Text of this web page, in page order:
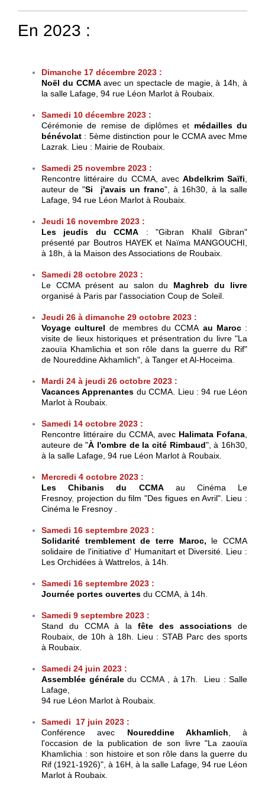
En 2023 :
Dimanche 17 décembre 2023 :
Noël du CCMAavec un spectacle de magie, à 14h,à
la salle Lafage, 94 rue Léon Marlot à Roubaix.
Samedi 10 décembre 2023 :
Cérémonie de remise de diplômes et médailles du
bénévolat : 5ème distinction pour le CCMA avec Mme
Lazrak. Lieu : Mairie de Roubaix.
Samedi 25 novembre 2023 :
Rencontre littéraire du CCMA, avec Abdelkrim Saïfi,
auteur de "Si j'avais un franc", à 16h30, à la salle
Lafage, 94 rue Léon Marlot à Roubaix.
Jeudi 16 novembre 2023 :
Les jeudis du CCMA : "Gibran Khalil Gibran"
présenté par Boutros HAYEK et Naïma MANGOUCHI,
à 18h, à la Maison des Associations de Roubaix.
Samedi 28 octobre 2023 :
Le CCMA présent au salon du Maghreb du livre
organisé à Paris par l'association Coup de Soleil.
Jeudi 26 à dimanche 29 octobre 2023 :
Voyage culturel de membres du CCMA au Maroc:
visite de lieux historiques et présentration du livre "La
zaouïa Khamlichia et son rôle dans la guerre du Rif"
de Noureddine Akhamlich", à Tanger et Al-Hoceima.
Mardi 24 à jeudi 26 octobre 2023 :
Vacances Apprenantes du CCMA. Lieu :94 rue Léon
Marlot à Roubaix.
Samedi 14 octobre 2023 :
Rencontre littéraire du CCMA, avec Halimata Fofana,
auteure de "À l'ombre de la cité Rimbaud",à 16h30,
à la salle Lafage, 94 rue Léon Marlot à Roubaix.
Mercredi 4 octobre 2023 :
Les Chibanis du CCMAau Cinéma Le
Fresnoy, projection du film "Des figues en Avril". Lieu :
Cinéma le Fresnoy .
Samedi 16 septembre 2023 :
Solidarité tremblement de terre Maroc, le CCMA
solidaire de l'initiative d' Humanitart et Diversité. Lieu :
Les Orchidées à Wattrelos, à 14h.
Samedi 16 septembre 2023 :
Journée portes ouvertes du CCMA, à 14h.
Samedi 9 septembre 2023 :
Stand du CCMA à la fête des associationsde
Roubaix, de 10h à 18h. Lieu : STAB Parc des sports
à Roubaix.
Samedi 24 juin 2023 :
Assemblée généraledu CCMA , à 17h. Lieu : Salle
Lafage,
94 rue Léon Marlot à Roubaix.
Samedi 17 juin 2023 :
Conférence avec Noureddine Akhamlich,
à
l'occasion de la publication de son livre "La zaouïa
Khamlichia : son histoire et son rôle dans la guerre du
Rif (1921-1926)", à 16H, à la salle Lafage, 94 rue Léon
Marlot à Roubaix.